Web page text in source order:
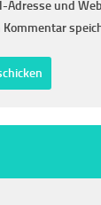
Adresse und